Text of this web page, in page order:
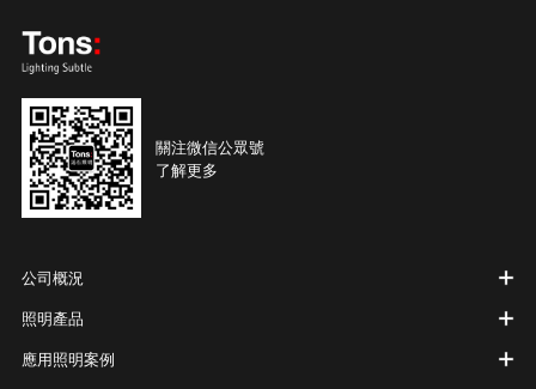
關注微信公眾號
了解更多
公司概況
照明產品
應用照明案例